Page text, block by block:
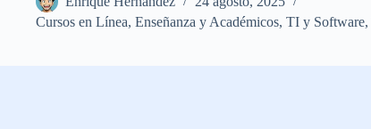
Cursos en Línea, Enseñanza y Académicos, TI y Software,